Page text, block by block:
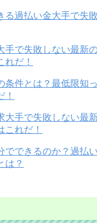
る過払い金大手で失
手で失敗しない最新
れだ！
条件とは？最低限知
！
大手で失敗しない最
これだ！
でできるのか？過払
は？